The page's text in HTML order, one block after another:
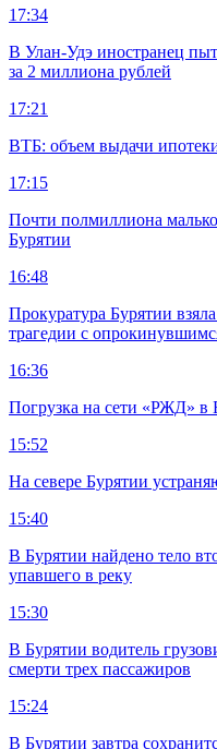
17:34
В Улан-Удэ иностранец
за 2 миллиона рублей
17:21
ВТБ: объем выдачи
17:15
Почти полмиллиона
Бурятии
16:48
Прокуратура Бурятии
трагедии с
16:36
Погрузка на сети «РЖД» в
15:52
На севере Бурятии
15:40
В Бурятии найдено тело
упавшего в реку
15:30
В Бурятии водитель
смерти трех пассажиров
15:24
В Бурятии завтра